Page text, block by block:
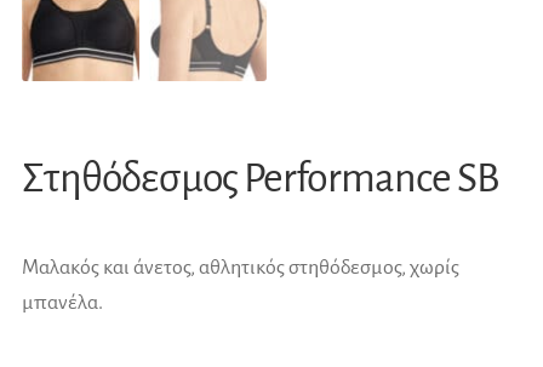
Στηθόδεσμος Performance SB
Μαλακός και άνετος, αθλητικός στηθόδεσμος, χωρίς
μπανέλα.